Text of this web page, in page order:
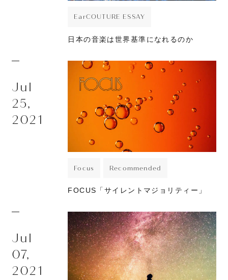
EarCOUTURE ESSAY
日本の音楽は世界基準になれるのか
Jul
25,
2021
Focus Recommended
FOCUS「サイレントマジョリティー」
Jul
07,
2021